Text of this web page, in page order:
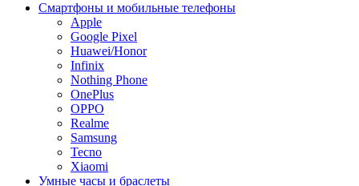
Смартфоны и мобильные телефоны
Apple
Google Pixel
Huawei/Honor
Infinix
Nothing Phone
OnePlus
OPPO
Realme
Samsung
Tecno
Xiaomi
Умные часы и браслеты